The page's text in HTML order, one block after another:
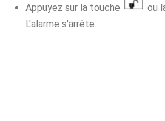
Appuyez sur la touche ou
L'alarme s'arrête.